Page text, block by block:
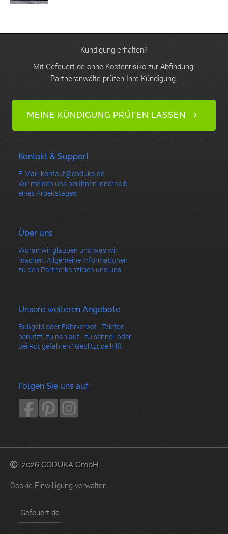
Kündigung erhalten?
Mit Gefeuert.de ohne Kostenrisiko zur Abfindung!
Partneranwälte prüfen Ihre Kündigung.
MEINE KÜNDIGUNG PRÜFEN LASSEN
Kontakt & Support
E-Mail: kontakt@coduka.de
Wir melden uns bei Ihnen innerhalb
eines Arbeitstages.
Über uns
Woran wir glauben und was wir
machen. Allgemeine Informationen
zu den Partnerkanzleien und uns.
Unsere weiteren Angebote
Bußgeld oder Fahrverbot - Telefon
benutzt, zu nah auf-, zu schnell oder
bei Rot gefahren? Geblitzt.de hilft.
Folgen Sie uns auf
2026 CODUKA GmbH
Cookie-Einwilligung verwalten
Gefeuert.de